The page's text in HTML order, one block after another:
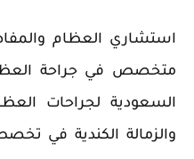
استشاري العظام
متخصص في جراحة
السعودية لجراحات
والزمالة الكندية في